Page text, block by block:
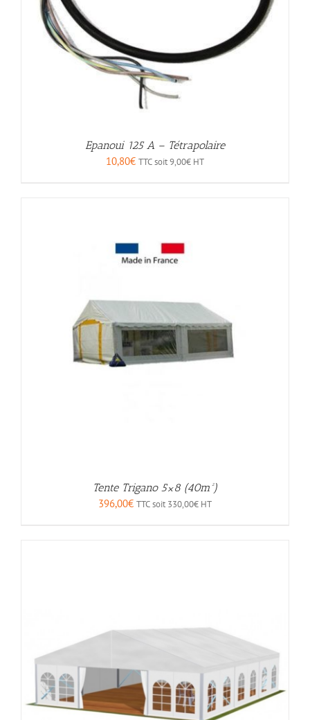
Epanoui 125 A – Tétrapolaire
10,80€ TTC soit9,00€ HT
Tente Trigano 5×8 (40m²)
396,00€ TTC soit 330,00€ HT